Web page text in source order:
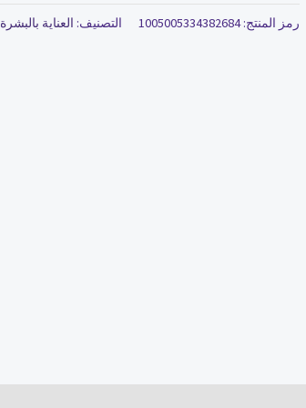
الجاف
رمز المنتج:1005005334382684 التصنيف: العناية بالبشرة